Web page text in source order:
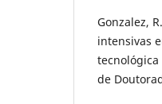
Gonzalez,
intensivas
de